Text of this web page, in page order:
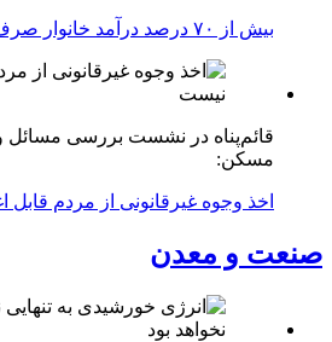
بیش از ۷۰ درصد درآمد خانوار صرف اجاره خانه می‌شود
قائم‌پناه در نشست بررسی مسائل
مسکن:
اخذ وجوه غیرقانونی از مردم
صنعت و معدن